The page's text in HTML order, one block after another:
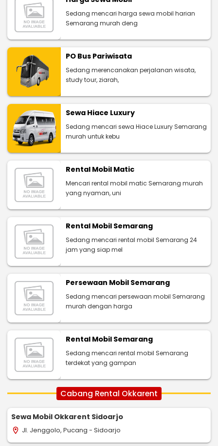
Sedang mencari harga sewa mobil harian
Semarang murah deng
PO Bus Pariwisata
Sedang merencanakan perjalanan wisata,
study tour, ziarah,
Sewa Hiace Luxury
Sedang mencari sewa Hiace Luxury Semarang
murah untuk kebu
Rental Mobil Matic
Mencari rental mobil matic Semarang murah
yang nyaman, uni
Rental Mobil Semarang
Sedang mencari rental mobil Semarang 24
jam yang siap mel
Persewaan Mobil Semarang
Sedang mencari persewaan mobil Semarang
murah dengan harga
Rental Mobil Semarang
Sedang mencari rental mobil Semarang
terdekat yang gampan
Cabang Rental Okkarent
Sewa Mobil Okkarent Sidoarjo
location_on Jl. Jenggolo, Pucang - Sidoarjo